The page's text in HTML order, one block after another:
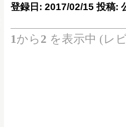
登録日: 2017/02/15 投稿:
1から2 を表示中 (レ